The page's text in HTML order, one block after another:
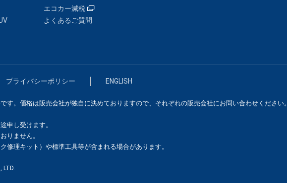
エコカー減税
よくあるご質問
プライバシーポリシー ENGLISH
す。価格は販売会社が独自に決めておりますので、それぞれの販売会社にお問い合わせください。
申し受けます。
りません。
修理キット）や標準工具等が含まれる場合があります。
LTD.